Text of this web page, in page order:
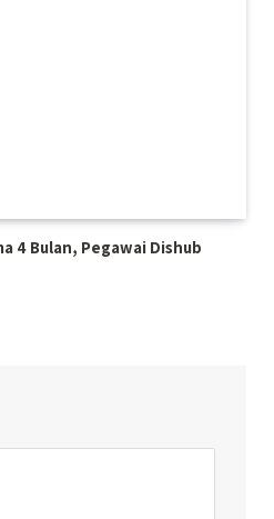
4 Bulan, Pegawai Dishub